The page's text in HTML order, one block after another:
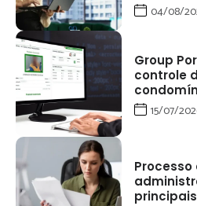
04/08/
Group
controle
15/07/